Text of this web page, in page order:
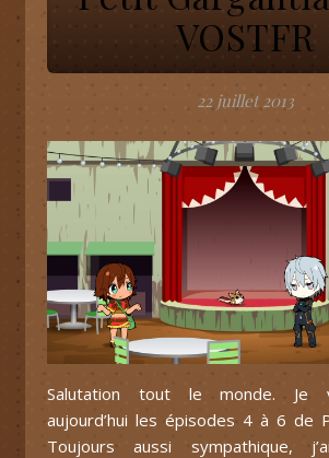
VOSTFR
22 juillet 2013
Salutation tout le monde. Je
aujourd’hui les épisodes 4 à 6 de
Toujours aussi sympathique,